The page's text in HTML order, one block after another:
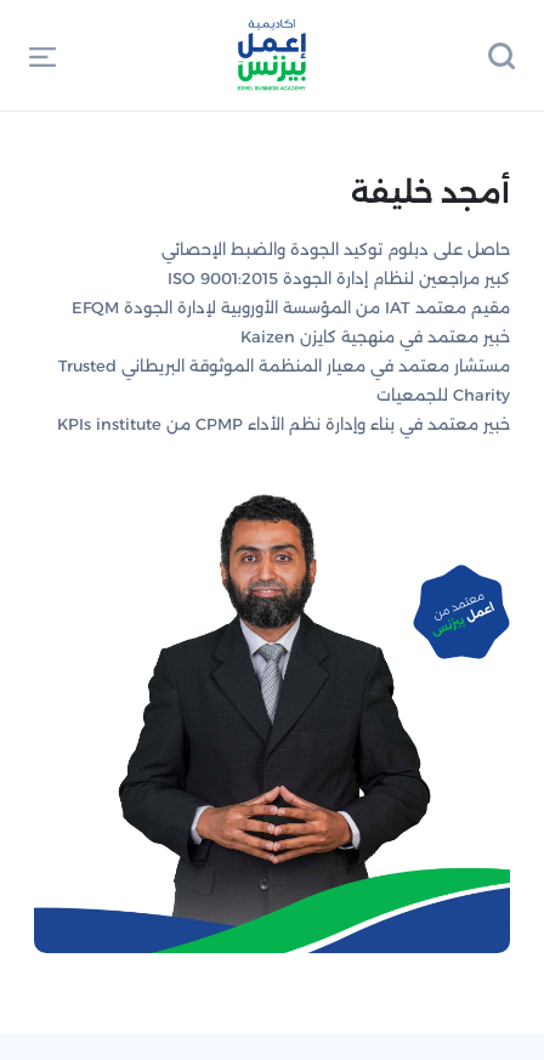
أمجد خليفة
حاصل على دبلوم توكيد الجودة والضبط الإحصائي
كبير مراجعين لنظام إدارة الجودة ISO 9001:2015
مقيم معتمد IAT من المؤسسة الأوروبية لإدارة الجودة EFQM
خبير معتمد في منهجية كايزن Kaizen
مستشار معتمد في معيار المنظمة الموثوقة البريطاني Trusted
Charity للجمعيات
خبير معتمد في بناء وإدارة نظم الأداء CPMP من KPIs institute